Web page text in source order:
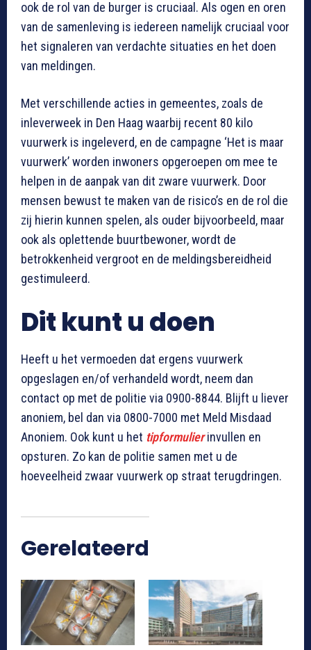
ook de rol van de burger is cruciaal. Als ogen en oren
van de samenleving is iedereen namelijk cruciaal voor
het signaleren van verdachte situaties en het doen
van meldingen.
Met verschillende acties in gemeentes, zoals de
inleverweek in Den Haag waarbij recent 80 kilo
vuurwerk is ingeleverd, en de campagne ‘Het is maar
vuurwerk’ worden inwoners opgeroepen om mee te
helpen in de aanpak van dit zware vuurwerk. Door
mensen bewust te maken van de risico’s en de rol die
zij hierin kunnen spelen, als ouder bijvoorbeeld, maar
ook als oplettende buurtbewoner, wordt de
betrokkenheid vergroot en de meldingsbereidheid
gestimuleerd.
Dit kunt u doen
Heeft u het vermoeden dat ergens vuurwerk
opgeslagen en/of verhandeld wordt, neem dan
contact op met de politie via 0900-8844. Blijft u liever
anoniem, bel dan via 0800-7000 met Meld Misdaad
Anoniem. Ook kunt u het tipformulierinvullen en
opsturen. Zo kan de politie samen met u de
hoeveelheid zwaar vuurwerk op straat terugdringen.
Gerelateerd